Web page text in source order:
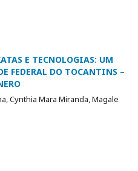
E TECNOLOGIAS: UM
FEDERAL DO TOCANTINS –
Cynthia Mara Miranda, Magale